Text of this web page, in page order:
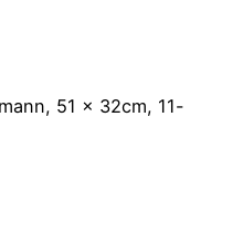
51 x 32cm, 11-